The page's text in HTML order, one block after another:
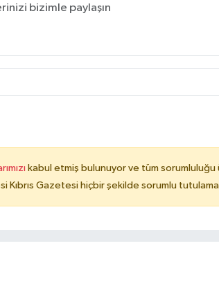
kabul etmiş bulunuyor ve tüm
Kıbrıs Gazetesi hiçbir şekilde sorumlu